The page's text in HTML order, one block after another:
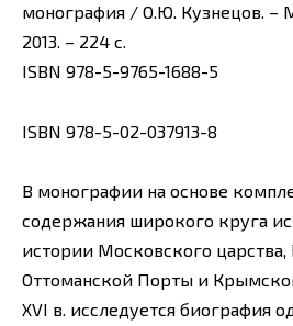
монография / О.Ю. Кузнецов. –
2013. – 224 с.
ISBN 978-5-9765-1688-5
ISBN 978-5-02-037913-8
В монографии на основе
содержания широкого круга
истории Московского царства,
Оттоманской Порты и
XVI в. исследуется биография